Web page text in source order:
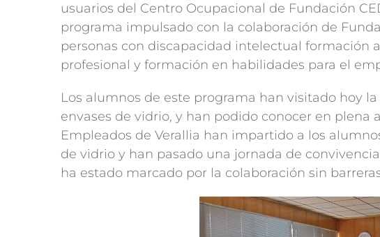
usuarios del Centro Ocupacional de Fundación
programa impulsado con la colaboración de
personas con discapacidad intelectual formación
profesional y formación en habilidades para el
Los alumnos de este programa han visitado hoy
envases de vidrio, y han podido conocer en
Empleados de Verallia han impartido a los
de vidrio y han pasado una jornada de
ha estado marcado por la colaboración sin